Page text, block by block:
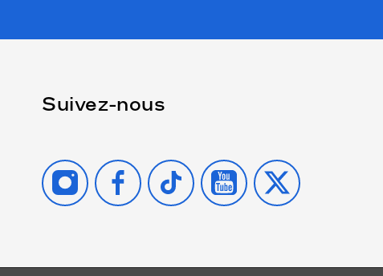
Suivez-nous
INSTAGRAMFACEBOOK
TIKTOK YOUTUBE
X